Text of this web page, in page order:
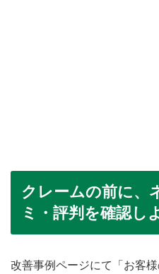
クレームの前に、
ミ・評判を確認し
改善事例ページにて「お客